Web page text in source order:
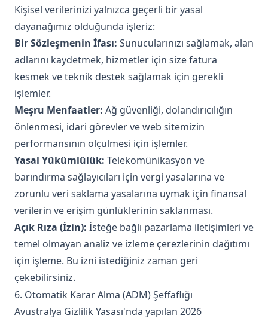
Kişisel verilerinizi yalnızca geçerli bir yasal
dayanağımız olduğunda işleriz:
Bir Sözleşmenin İfası: Sunucularınızı sağlamak, alan
adlarını kaydetmek, hizmetler için size fatura
kesmek ve teknik destek sağlamak için gerekli
işlemler.
Meşru Menfaatler: Ağ güvenliği, dolandırıcılığın
önlenmesi, idari görevler ve web sitemizin
performansının ölçülmesi için işlemler.
Yasal Yükümlülük: Telekomünikasyon ve
barındırma sağlayıcıları için vergi yasalarına ve
zorunlu veri saklama yasalarına uymak için finansal
verilerin ve erişim günlüklerinin saklanması.
Açık Rıza (İzin): İsteğe bağlı pazarlama iletişimleri ve
temel olmayan analiz ve izleme çerezlerinin dağıtımı
için işleme. Bu izni istediğiniz zaman geri
çekebilirsiniz.
6. Otomatik Karar Alma (ADM) Şeffaflığı
Avustralya Gizlilik Yasası'nda yapılan 2026